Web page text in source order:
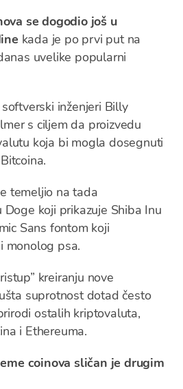
se dogodio još u
kada je po prvi put na
uvelike popularni
inženjeri Billy
s ciljem da proizvedu
koja bi mogla dosegnuti
temeljio na tada
koji prikazuje Shiba Inu
Sans fontom koji
monolog psa.
kreiranju nove
suprotnost dotad često
ostalih kriptovaluta,
i Ethereuma.
coinova sličan je drugim